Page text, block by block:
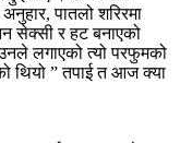
पातलो शरिरमा
सेक्सी र हट बनाएको
लगाएको त्यो परफुमको
थियो ” तपाई त आज क्या